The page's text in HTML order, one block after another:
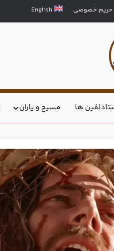
حریم خصوصی English
ها مسیح و یاران